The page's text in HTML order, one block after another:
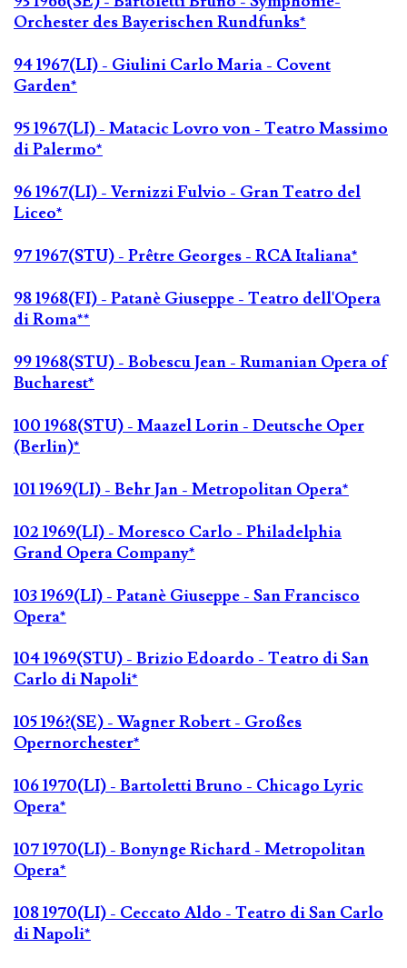
Orchester des Bayerischen Rundfunks*
94 1967(LI) - Giulini Carlo Maria - Covent
Garden*
95 1967(LI) - Matacic Lovro von - Teatro Massimo
di Palermo*
96 1967(LI) - Vernizzi Fulvio - Gran Teatro del
Liceo*
97 1967(STU) - Prêtre Georges - RCA Italiana*
98 1968(FI) - Patanè Giuseppe - Teatro dell'Opera
di Roma**
99 1968(STU) - Bobescu Jean - Rumanian Opera of
Bucharest*
100 1968(STU) - Maazel Lorin - Deutsche Oper
(Berlin)*
101 1969(LI) - Behr Jan - Metropolitan Opera*
102 1969(LI) - Moresco Carlo - Philadelphia
Grand Opera Company*
103 1969(LI) - Patanè Giuseppe - San Francisco
Opera*
104 1969(STU) - Brizio Edoardo - Teatro di San
Carlo di Napoli*
105 196?(SE) - Wagner Robert - Großes
Opernorchester*
106 1970(LI) - Bartoletti Bruno - Chicago Lyric
Opera*
107 1970(LI) - Bonynge Richard - Metropolitan
Opera*
108 1970(LI) - Ceccato Aldo - Teatro di San Carlo
di Napoli*